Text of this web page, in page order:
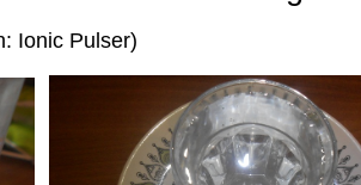
Ionic Pulser)